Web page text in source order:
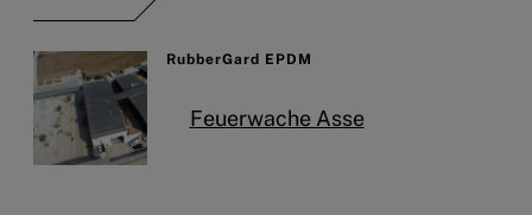
RubberGard EPDM
Feuerwache Asse